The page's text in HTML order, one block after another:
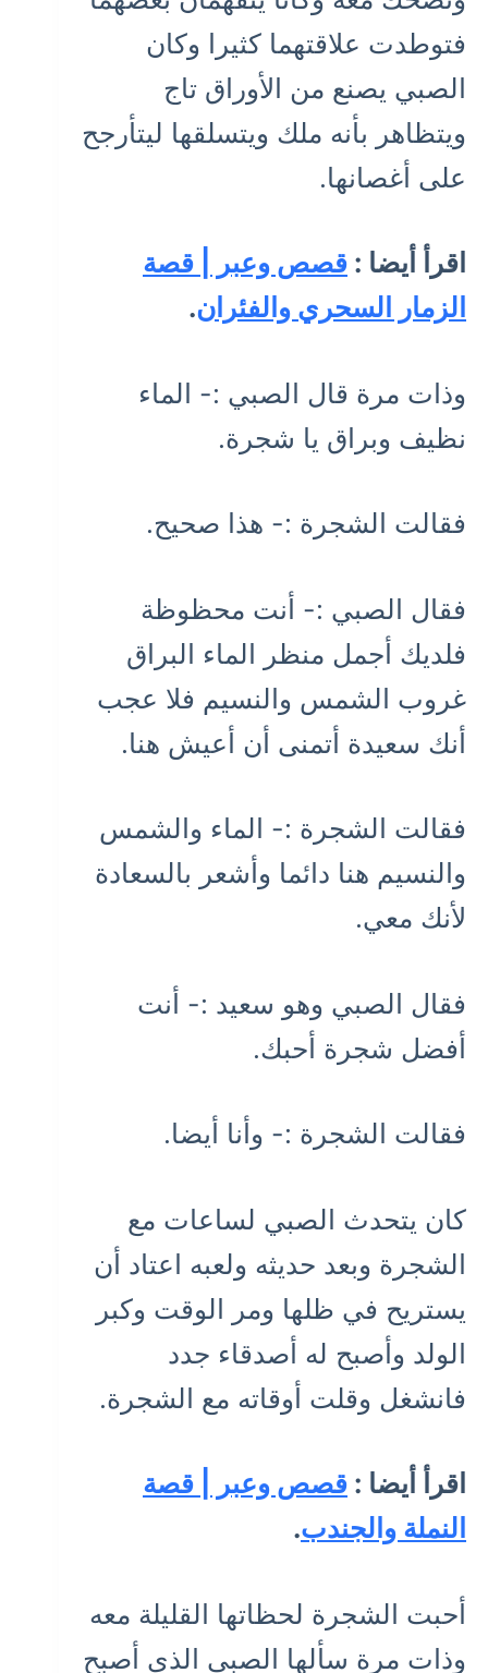
فتوطدت علاقتهما كثيرا وكان
الصبي يصنع من الأوراق تاج
ويتظاهر بأنه ملك ويتسلقها ليتأرجح
على أغصانها.
اقرأ أيضا : قصص وعبر | قصة
الزمار السحري والفئران.
وذات مرة قال الصبي :- الماء
نظيف وبراق يا شجرة.
فقالت الشجرة :- هذا صحيح.
فقال الصبي :- أنت محظوظة
فلديك أجمل منظر الماء البراق
غروب الشمس والنسيم فلا عجب
أنك سعيدة أتمنى أن أعيش هنا.
فقالت الشجرة :- الماء والشمس
والنسيم هنا دائما وأشعر بالسعادة
لأنك معي.
فقال الصبي وهو سعيد :- أنت
أفضل شجرة أحبك.
فقالت الشجرة :- وأنا أيضا.
كان يتحدث الصبي لساعات مع
الشجرة وبعد حديثه ولعبه اعتاد أن
يستريح في ظلها ومر الوقت وكبر
الولد وأصبح له أصدقاء جدد
فانشغل وقلت أوقاته مع الشجرة.
اقرأ أيضا : قصص وعبر | قصة
النملة والجندب.
أحبت الشجرة لحظاتها القليلة معه
وذات مرة سألها الصبي الذي أصبح